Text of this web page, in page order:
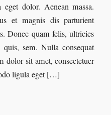
dolor. Aenean massa.
et magnis dis parturient
Donec quam felis, ultricies
sem. Nulla consequat
dolor sit amet, consectetuer
ligula eget […]